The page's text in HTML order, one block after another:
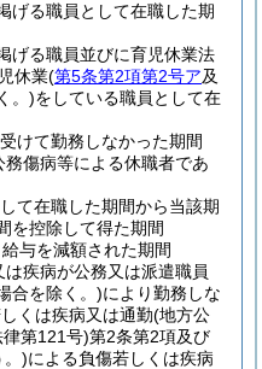
げる職員として在職した期
げる職員並びに育児休業法
休業(第5条第2項第2号ア及
。)をしている職員として在
けて勤務しなかった期間
務傷病等による休職者であ
て在職した期間から当該期
を控除して得た期間
与を減額された期間
は疾病が公務又は派遣職員
合を除く。)により勤務しな
くは疾病又は通勤(地方公
第121号)第2条第2項及び
。)による負傷若しくは疾病